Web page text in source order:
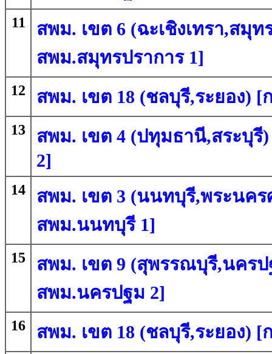
11
สพม. เขต 6 (ฉะเชิงเทรา,สมุ
สพม.สมุทรปราการ 1]
12 สพม. เขต 18 (ชลบุรี,ระยอง)
13
สพม. เขต 4 (ปทุมธานี,สระบุ
2]
14
สพม. เขต 3 (นนทบุรี,พระนค
สพม.นนทบุรี 1]
15
สพม. เขต 9 (สุพรรณบุรี,นคร
สพม.นครปฐม 2]
16 สพม. เขต 18 (ชลบุรี,ระยอง) [